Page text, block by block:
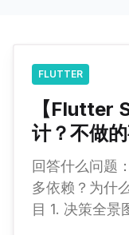
FLUTTER
【Flutter
计？不做
回答什么问题
多依赖？为什
目 1. 决策全景图 决策 选择 为什么不做另一种 状态管理 Provider +